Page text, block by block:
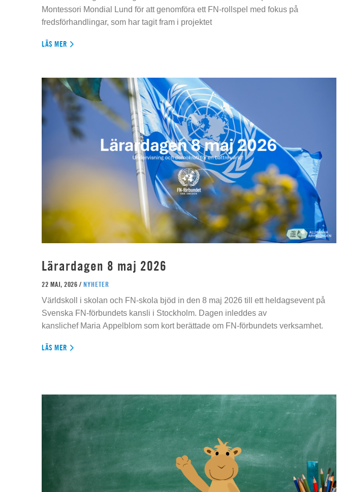
Montessori Mondial Lund för att genomföra ett FN-rollspel med fokus på
fredsförhandlingar, som har tagit fram i projektet
LÄS MER
Lärardagen 8 maj 2026
22 MAJ, 2026 / NYHETER
Världskoll i skolan och FN-skola bjöd in den 8 maj 2026 till ett heldagsevent på
Svenska FN-förbundets kansli i Stockholm. Dagen inleddes av
kanslichef Maria Appelblom som kort berättade om FN-förbundets verksamhet.
LÄS MER